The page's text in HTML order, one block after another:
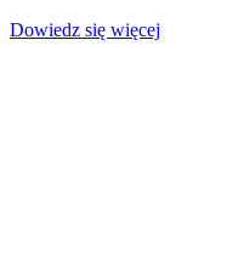
Dowiedz się więcej